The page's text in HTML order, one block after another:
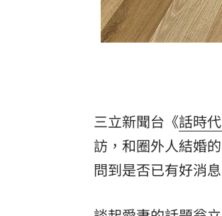
三立新聞台《話時
訪，和圈外人結婚
問到是否已有好消